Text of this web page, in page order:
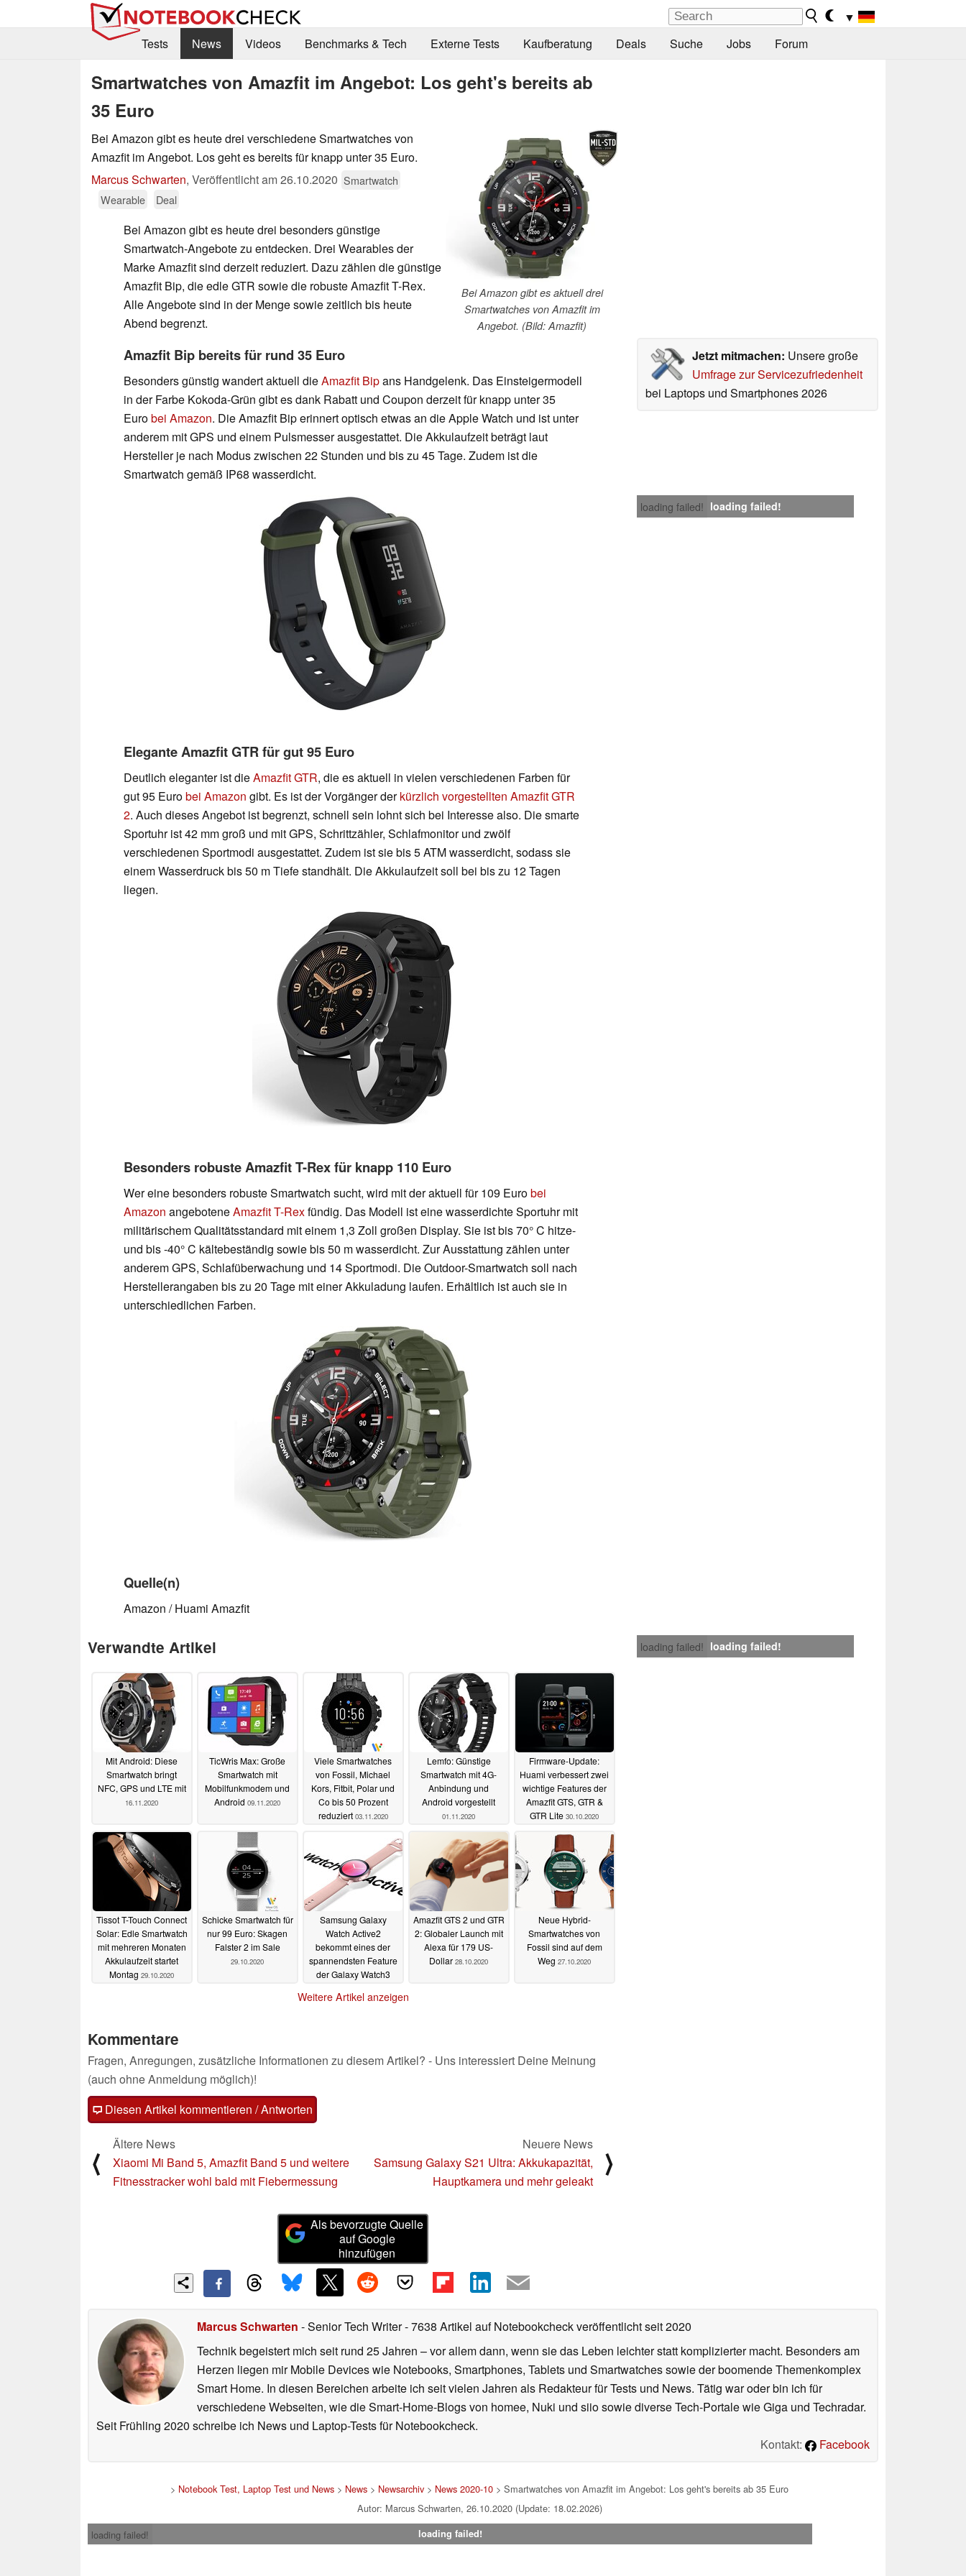
▼
Tests
News Videos Benchmarks & Tech Externe Tests Kaufberatung Deals Suche Jobs Forum
Smartwatches von Amazfit im Angebot: Los geht's bereits ab
35 Euro
Bei Amazon gibt es aktuell drei
Smartwatches von Amazfit im
Angebot. (Bild: Amazfit)
Bei Amazon gibt es heute drei verschiedene Smartwatches von
Amazfit im Angebot. Los geht es bereits für knapp unter 35 Euro.
Marcus Schwarten, Veröffentlicht am26.10.2020 Smartwatch
Wearable
Deal
Jetzt mitmachen: Unsere große
Umfrage zur Servicezufriedenheit
bei Laptops und Smartphones 2026
Bei Amazon gibt es heute drei besonders günstige
Smartwatch-Angebote zu entdecken. Drei Wearables der
Marke Amazfit sind derzeit reduziert. Dazu zählen die günstige
Amazfit Bip, die edle GTR sowie die robuste Amazfit T-Rex.
Alle Angebote sind in der Menge sowie zeitlich bis heute
Abend begrenzt.
Amazfit Bip bereits für rund 35 Euro
Besonders günstig wandert aktuell dieAmazfit Bipans Handgelenk. Das Einsteigermodell
in der Farbe Kokoda-Grün gibt es dank Rabatt und Coupon derzeit für knapp unter 35
Eurobei Amazon. Die Amazfit Bip erinnert optisch etwas an die Apple Watch und ist unter
anderem mit GPS und einem Pulsmesser ausgestattet. Die Akkulaufzeit beträgt laut
Hersteller je nach Modus zwischen 22 Stunden und bis zu 45 Tage. Zudem ist die
Smartwatch gemäß IP68 wasserdicht.
loading failed! loading failed!
Elegante Amazfit GTR für gut 95 Euro
Deutlich eleganter ist dieAmazfit GTR, die es aktuell in vielen verschiedenen Farben für
gut 95 Eurobei Amazon gibt. Es ist der Vorgänger derkürzlich vorgestellten Amazfit GTR
2. Auch dieses Angebot ist begrenzt, schnell sein lohnt sich bei Interesse also. Die smarte
Sportuhr ist 42 mm groß und mit GPS, Schrittzähler, Schlafmonitor und zwölf
verschiedenen Sportmodi ausgestattet. Zudem ist sie bis 5 ATM wasserdicht, sodass sie
einem Wasserdruck bis 50 m Tiefe standhält. Die Akkulaufzeit soll bei bis zu 12 Tagen
liegen.
Besonders robuste Amazfit T-Rex für knapp 110 Euro
Wer eine besonders robuste Smartwatch sucht, wird mit der aktuell für 109 Eurobei
Amazon angeboteneAmazfit T-Rexfündig. Das Modell ist eine wasserdichte Sportuhr mit
militärischem Qualitätsstandard mit einem 1,3 Zoll großen Display. Sie ist bis 70° C hitze-
und bis -40° C kältebeständig sowie bis 50 m wasserdicht. Zur Ausstattung zählen unter
anderem GPS, Schlafüberwachung und 14 Sportmodi. Die Outdoor-Smartwatch soll nach
Herstellerangaben bis zu 20 Tage mit einer Akkuladung laufen. Erhältlich ist auch sie in
unterschiedlichen Farben.
Quelle(n)
Amazon / Huami Amazfit
loading failed! loading failed!
Verwandte Artikel
Mit Android: Diese
Smartwatch bringt
NFC, GPS und LTE mit
16.11.2020
TicWris Max: Große
Smartwatch mit
Mobilfunkmodem und
Android 09.11.2020
Viele Smartwatches
von Fossil, Michael
Kors, Fitbit, Polar und
Co bis 50 Prozent
reduziert 03.11.2020
Lemfo: Günstige
Smartwatch mit 4G-
Anbindung und
Android vorgestellt
01.11.2020
Firmware-Update:
Huami verbessert zwei
wichtige Features der
Amazfit GTS, GTR &
GTR Lite 30.10.2020
Tissot T-Touch Connect
Solar: Edle Smartwatch
mit mehreren Monaten
Akkulaufzeit startet
Montag 29.10.2020
Schicke Smartwatch für
nur 99 Euro: Skagen
Falster 2 im Sale
29.10.2020
Samsung Galaxy
Watch Active2
bekommt eines der
spannendsten Feature
der Galaxy Watch3
Amazfit GTS 2 und GTR
2: Globaler Launch mit
Alexa für 179 US-
Dollar 28.10.2020
Neue Hybrid-
Smartwatches von
Fossil sind auf dem
Weg 27.10.2020
Weitere Artikel anzeigen
Kommentare
Fragen, Anregungen, zusätzliche Informationen zu diesem Artikel? - Uns interessiert Deine Meinung
(auch ohne Anmeldung möglich)!
Diesen Artikel kommentieren / Antworten
⟨
Ältere News
Xiaomi Mi Band 5, Amazfit Band 5 und weitere
Fitnesstracker wohl bald mit Fiebermessung
Neuere News
Samsung Galaxy S21 Ultra: Akkukapazität,
Hauptkamera und mehr geleakt
⟩
Als bevorzugte Quelle
auf Google
hinzufügen
Marcus Schwarten - Senior Tech Writer- 7638 Artikel auf Notebookcheck veröffentlichtseit 2020
Technik begeistert mich seit rund 25 Jahren – vor allem dann, wenn sie das Leben leichter statt komplizierter macht. Besonders am
Herzen liegen mir Mobile Devices wie Notebooks, Smartphones, Tablets und Smartwatches sowie der boomende Themenkomplex
Smart Home. In diesen Bereichen arbeite ich seit vielen Jahren als Redakteur für Tests und News. Tätig war oder bin ich für
verschiedene Webseiten, wie die Smart-Home-Blogs von homee, Nuki und siio sowie diverse Tech-Portale wie Giga und Techradar.
Seit Frühling 2020 schreibe ich News und Laptop-Tests für Notebookcheck.
Kontakt:
Facebook
> Notebook Test, Laptop Test und News > News > Newsarchiv > News 2020-10 > Smartwatches von Amazfit im Angebot: Los geht's bereits ab 35 Euro
Autor: Marcus Schwarten, 26.10.2020 (Update: 18.02.2026)
loading failed!
loading failed!